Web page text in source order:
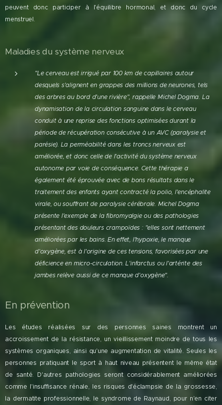
peuvent donc participer à l'équilibre hormonal, et donc du cycle
menstruel.
Maladies du système nerveux
"Le cerveau est irrigué par 100 km de capillaires autour
desquels s'alignent en grappes des millions de neurones, tels
des arbres au bord d'une rivière", rappelle Michel Dogma. La
dynamisation de la circulation sanguine dans le cerveau
conduit à une reprise des fonctions optimisées durant la
période de récupération consécutive à un AVC (paralysie et
parésie). La perméabilité dans les troncs nerveux est
améliorée, et donc celle de l'activité du système nerveux
autonome par voie de conséquence. Cette thérapie a
également été éprouvée avec de bons résultats dans le
traitement des enfants ayant contracté la polio, l'encéphalite
virale, ou souffrant de paralysie cérébrale. Michel Dogma
présente l'exemple de la fibromyalgie ou des pathologies
présentant des douleurs crampoïdes : "elles sont nettement
améliorées par les bains. En effet, l'hypoxie, le manque
d'oxygène, est à l'origine de ces tensions, favorisées par une
déficience en micro-circulation. L'infarctus ou l'artérite des
jambes relève aussi de ce manque d'oxygène".
En prévention
Les études réalisées sur des personnes saines montrent un
accroissement de la résistance, un vieillissement moindre de tous les
systèmes organiques, ainsi qu'une augmentation de vitalité. Seules les
personnes pratiquant le sport à haut niveau présentent le même état
de santé. D'autres pathologies seront considérablement améliorées
comme l'insuffisance rénale, les risques d'éclampsie de la grossesse,
la dermatite professionnelle, le syndrome de Raynaud, pour n'en citer